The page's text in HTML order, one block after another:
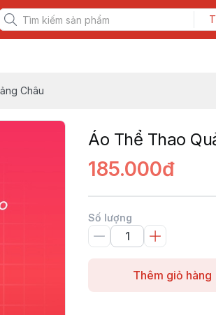
Châu
Áo Thể Thao
185.000đ
Số lượng
Thêm giỏ hàng